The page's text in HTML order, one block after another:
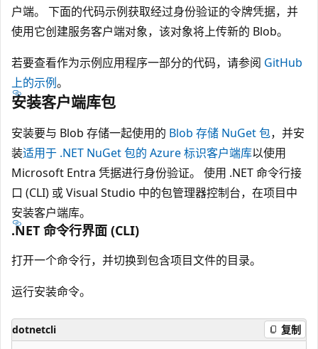
户端。 下面的代码示例获取经过身份验证的令牌凭据，并
使用它创建服务客户端对象，该对象将上传新的 Blob。
若要查看作为示例应用程序一部分的代码，请参阅 GitHub
上的示例。
安装客户端库包
安装要与 Blob 存储一起使用的 Blob 存储 NuGet 包，并安
装适用于 .NET NuGet 包的 Azure 标识客户端库以使用
Microsoft Entra 凭据进行身份验证。 使用 .NET 命令行接
口 (CLI) 或 Visual Studio 中的包管理器控制台，在项目中
安装客户端库。
.NET 命令行界面 (CLI)
打开一个命令行，并切换到包含项目文件的目录。
运行安装命令。
dotnetcli 复制